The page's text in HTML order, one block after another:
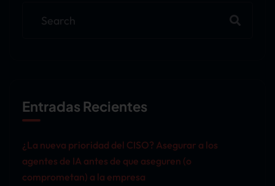
Entradas Recientes
¿La nueva prioridad del CISO? Asegurar a los
agentes de IA antes de que aseguren (o
comprometan) a la empresa